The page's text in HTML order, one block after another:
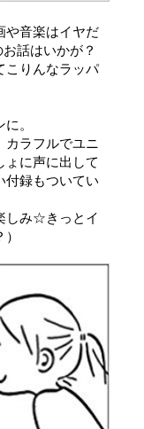
や音楽はイヤだ
話はいかが？
こりんなラッパ
。
カラフルでユニ
ょに声に出して
付録もついてい
しみ☆きっとイ